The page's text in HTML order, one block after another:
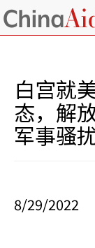
白宫就
态，解
军事骚
8/29/2022